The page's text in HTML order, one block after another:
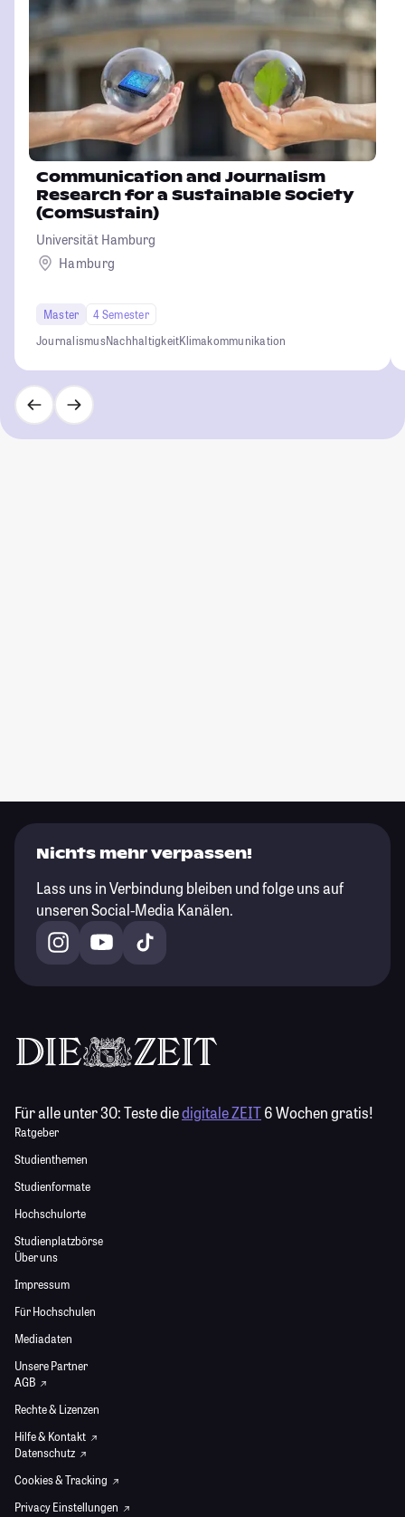
Communication and Journalism
Research for a Sustainable Society
(ComSustain)
Universität Hamburg
Hamburg
Master
4 Semester
JournalismusNachhaltigkeitKlimakommunikation
Nichts mehr verpassen!
Lass uns in Verbindung bleiben und folge uns auf
unseren Social-Media Kanälen.
Für alle unter 30:Teste diedigitale ZEIT6 Wochen gratis!
Ratgeber
Studienthemen
Studienformate
Hochschulorte
Studienplatzbörse
Über uns
Impressum
Für Hochschulen
Mediadaten
Unsere Partner
AGB
Rechte & Lizenzen
Hilfe & Kontakt
Datenschutz
Cookies & Tracking
Privacy Einstellungen